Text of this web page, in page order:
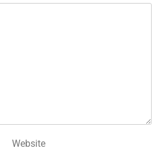
Website